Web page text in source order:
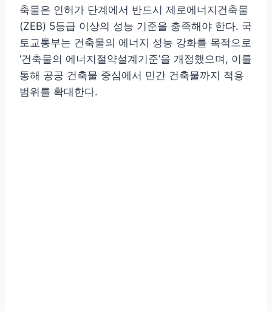
축물은 인허가 단계에서 반드시 제로에너지건축물
(ZEB) 5등급 이상의 성능 기준을 충족해야 한다. 국
토교통부는 건축물의 에너지 성능 강화를 목적으로
‘건축물의 에너지절약설계기준’을 개정했으며, 이를
통해 공공 건축물 중심에서 민간 건축물까지 적용
범위를 확대한다.